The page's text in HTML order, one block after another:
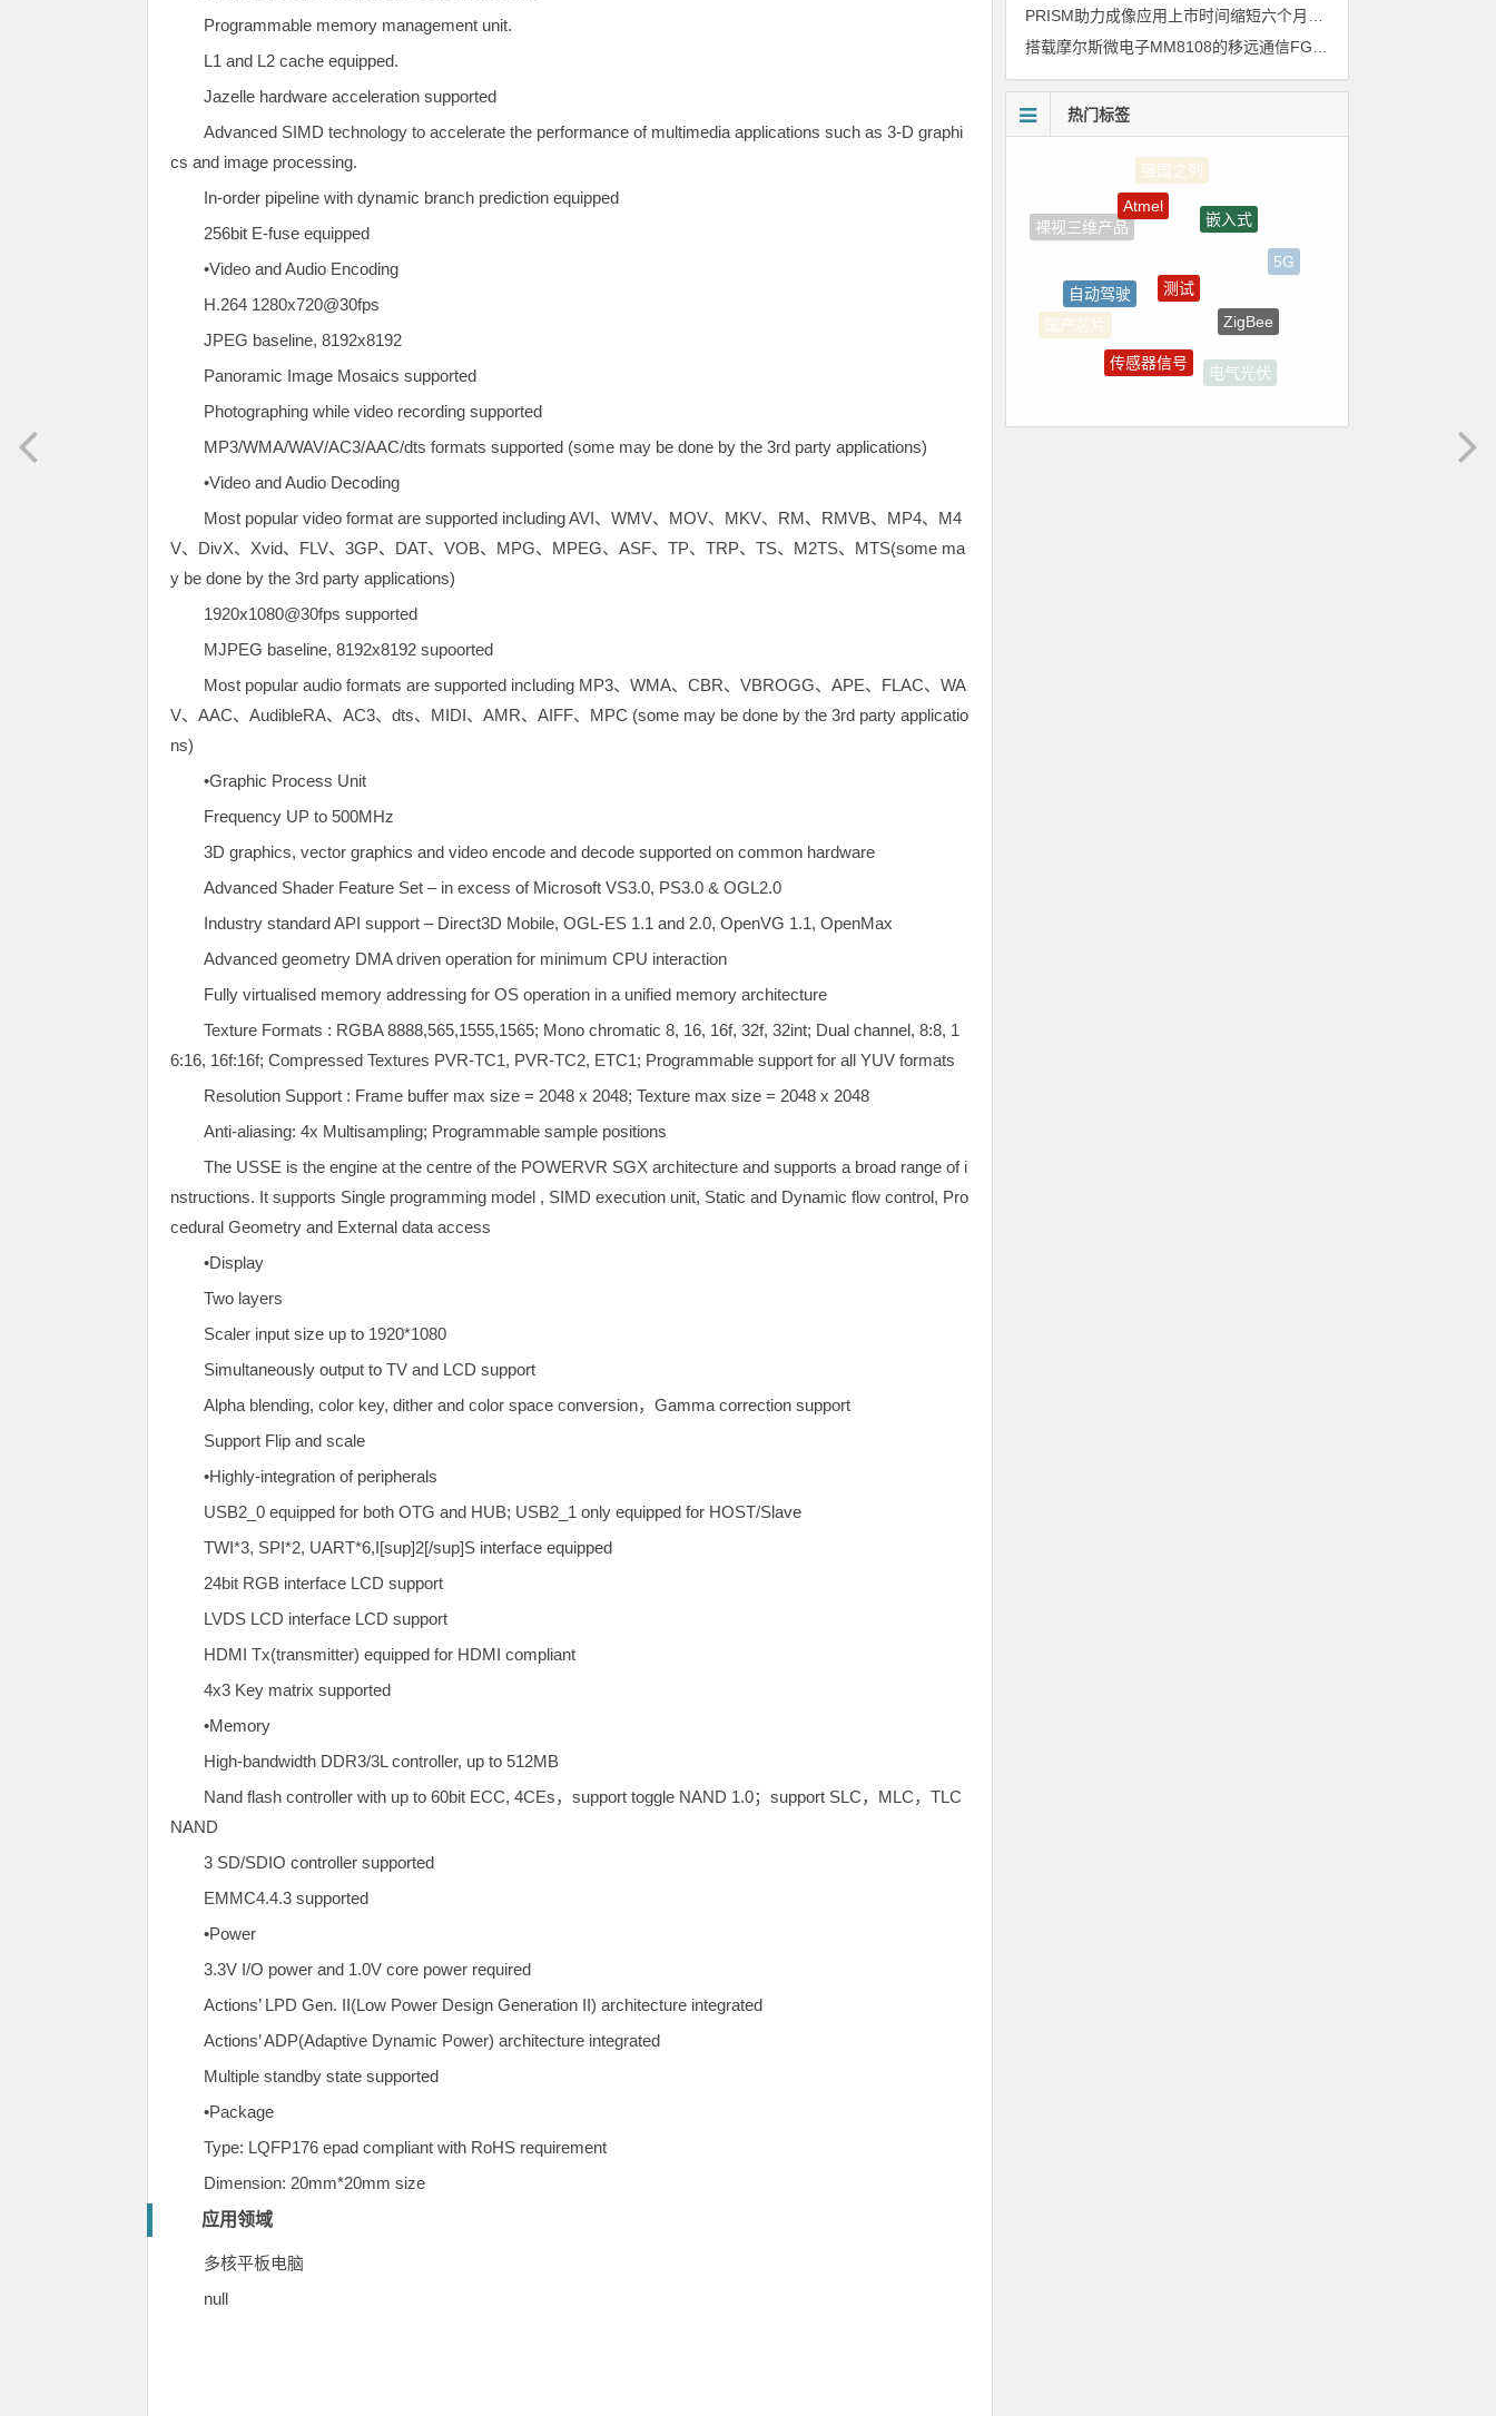
Programmable memory management unit.
L1 and L2 cache equipped.
Jazelle hardware acceleration supported
Advanced SIMD technology to accelerate the performance of multimedia applications such as 3-D graphi
cs and image processing.
In-order pipeline with dynamic branch prediction equipped
256bit E-fuse equipped
•Video and Audio Encoding
H.264 1280x720@30fps
JPEG baseline, 8192x8192
Panoramic Image Mosaics supported
Photographing while video recording supported
MP3/WMA/WAV/AC3/AAC/dts formats supported (some may be done by the 3rd party applications)
•Video and Audio Decoding
Most popular video format are supported including AVI、WMV、MOV、MKV、RM、RMVB、MP4、M4
V、DivX、Xvid、FLV、3GP、DAT、VOB、MPG、MPEG、ASF、TP、TRP、TS、M2TS、MTS(some ma
y be done by the 3rd party applications)
1920x1080@30fps supported
MJPEG baseline, 8192x8192 supoorted
Most popular audio formats are supported including MP3、WMA、CBR、VBROGG、APE、FLAC、WA
V、AAC、AudibleRA、AC3、dts、MIDI、AMR、AIFF、MPC (some may be done by the 3rd party applicatio
ns)
•Graphic Process Unit
Frequency UP to 500MHz
3D graphics, vector graphics and video encode and decode supported on common hardware
Advanced Shader Feature Set – in excess of Microsoft VS3.0, PS3.0 & OGL2.0
Industry standard API support – Direct3D Mobile, OGL-ES 1.1 and 2.0, OpenVG 1.1, OpenMax
Advanced geometry DMA driven operation for minimum CPU interaction
Fully virtualised memory addressing for OS operation in a unified memory architecture
Texture Formats : RGBA 8888,565,1555,1565; Mono chromatic 8, 16, 16f, 32f, 32int; Dual channel, 8:8, 1
6:16, 16f:16f; Compressed Textures PVR-TC1, PVR-TC2, ETC1; Programmable support for all YUV formats
Resolution Support : Frame buffer max size = 2048 x 2048; Texture max size = 2048 x 2048
Anti-aliasing: 4x Multisampling; Programmable sample positions
The USSE is the engine at the centre of the POWERVR SGX architecture and supports a broad range of i
nstructions. It supports Single programming model , SIMD execution unit, Static and Dynamic flow control, Pro
cedural Geometry and External data access
•Display
Two layers
Scaler input size up to 1920*1080
Simultaneously output to TV and LCD support
Alpha blending, color key, dither and color space conversion，Gamma correction support
Support Flip and scale
•Highly-integration of peripherals
USB2_0 equipped for both OTG and HUB; USB2_1 only equipped for HOST/Slave
TWI*3, SPI*2, UART*6,I[sup]2[/sup]S interface equipped
24bit RGB interface LCD support
LVDS LCD interface LCD support
HDMI Tx(transmitter) equipped for HDMI compliant
4x3 Key matrix supported
•Memory
High-bandwidth DDR3/3L controller, up to 512MB
Nand flash controller with up to 60bit ECC, 4CEs，support toggle NAND 1.0；support SLC，MLC，TLC
NAND
3 SD/SDIO controller supported
EMMC4.4.3 supported
•Power
3.3V I/O power and 1.0V core power required
Actions’ LPD Gen. II(Low Power Design Generation II) architecture integrated
Actions’ ADP(Adaptive Dynamic Power) architecture integrated
Multiple standby state supported
•Package
Type: LQFP176 epad compliant with RoHS requirement
Dimension: 20mm*20mm size
应用领域
多核平板电脑
null
热门标签
Atmel
5G
国产芯片
电气光伏
电路图